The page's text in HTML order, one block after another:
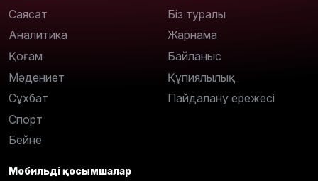
Саясат
Аналитика
Қоғам
Мәдениет
Сұхбат
Спорт
Бейне
Біз туралы
Жарнама
Байланыс
Құпиялылық
Пайдалану ережесі
Мобильді қосымшалар